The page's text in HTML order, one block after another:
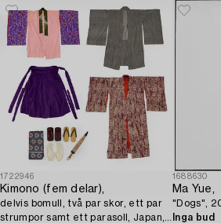
1722946
Kimono (fem delar),
delvis bomull, två par skor, ett par
strumpor samt ett parasoll, Japan,
1688630
Ma Yue,
"Dogs",
Inga bud